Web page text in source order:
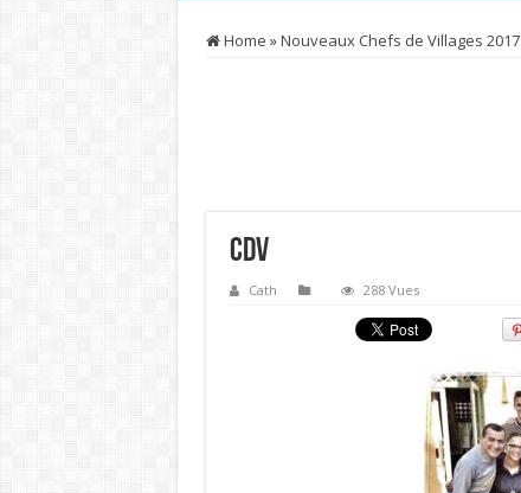
Home »Nouveaux Chefs de Villages 2017
CDV
Cath 288 Vues